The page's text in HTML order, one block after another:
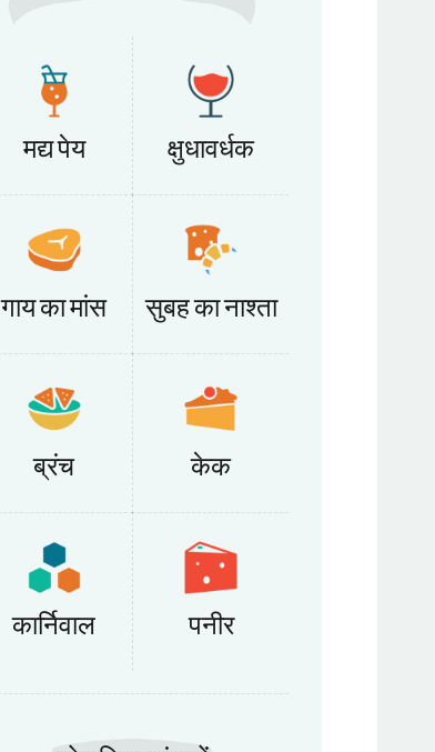
मद्य पेय क्षुधावर्धक
गाय का मांस सुबह का नाश्ता
ब्रंच केक
कार्निवाल पनीर